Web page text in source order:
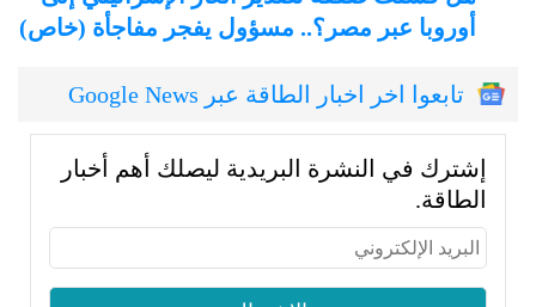
أوروبا عبر مصر؟.. مسؤول يفجر مفاجأة (خاص)
تابعوا اخر اخبار الطاقة عبر Google News
إشترك في النشرة البريدية ليصلك أهم أخبار
الطاقة.